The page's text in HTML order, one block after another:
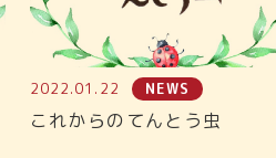
2022.01.22 NEWS
これからのてんとう虫